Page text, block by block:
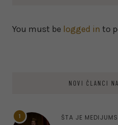
You must be logged in to
NOVI ČLANCI
1
ŠTA JE